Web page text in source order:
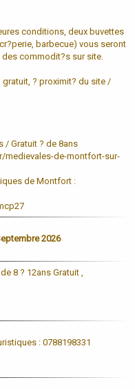
conditions, deux buvettes
barbecue) vous seront
commodit?s sur site.
gratuit, ? proximit? du site /
/ Gratuit ? de 8ans
medievales-de-montfort-sur-
de Montfort :
2026
8 ? 12ans Gratuit ,
: 0788198331